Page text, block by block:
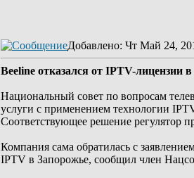
Добавлено: Чт Май 24,
Beeline отказался от IPTV-лицензии
Национальный совет по вопросам
услуги с применением технологии
Соответствующее решение регулятор
Компания сама обратилась с
IPTV в Запорожье, сообщил член